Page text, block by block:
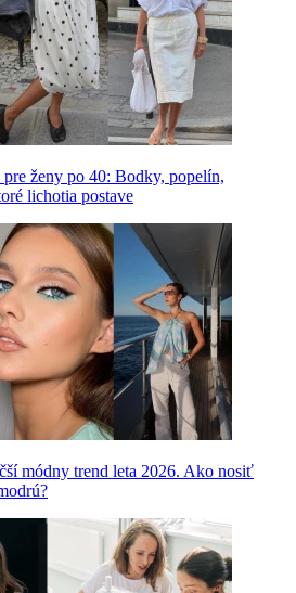
ženy po 40: Bodky, popelín,
lichotia postave
módny trend leta 2026. Ako nosiť